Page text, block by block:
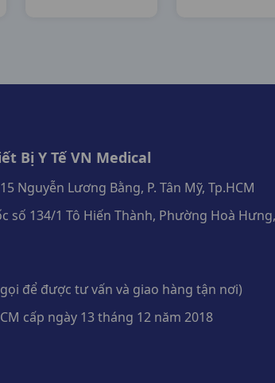
Bị Y Tế VN Medical
Nguyễn Lương Bằng, P. Tân Mỹ, Tp.HCM
số 134/1 Tô Hiến Thành, Phường Hoà
để được tư vấn và giao hàng tận nơi)
cấp ngày 13 tháng 12 năm 2018